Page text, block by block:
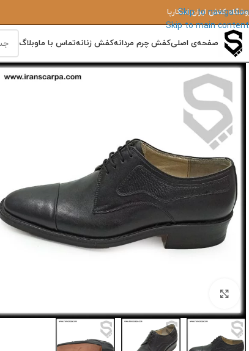
Skip to navigation
Skip to main content
کفش ایران‌ اِسکارپا
صفحه‌ی اصلیکفش چرم مردانهکفش زنانهتماس با ماوبلاگ